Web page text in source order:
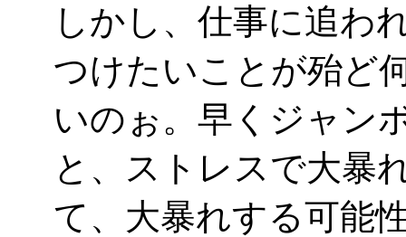
しかし、仕事に追わ
つけたいことが殆ど
いのぉ。早くジャン
と、ストレスで大暴
て、大暴れする可能